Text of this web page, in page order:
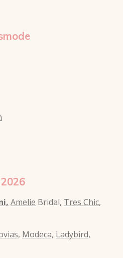
Amelie Bridal, Tres Chic,
Modeca, Ladybird,